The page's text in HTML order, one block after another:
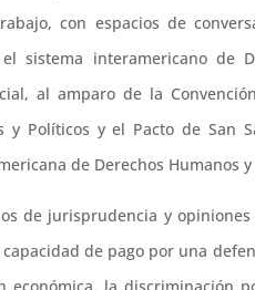
con espacios de
sistema interamericano de
al amparo de la
y Políticos y el Pacto de San
de Derechos Humanos
de jurisprudencia y
de pago por una